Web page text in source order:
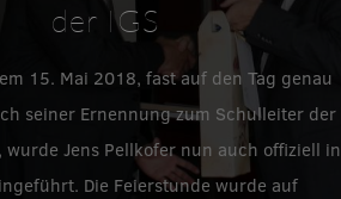
der IGS
15. Mai 2018, fast auf den Tag genau
seiner Ernennung zum Schulleiter der
wurde Jens Pellkofer nun auch offiziell in
Die Feierstunde wurde auf